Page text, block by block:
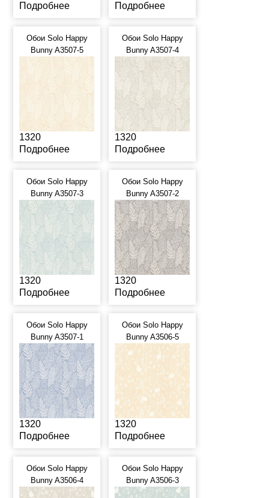
Подробнее
Подробнее
Обои Solo Happy
Bunny A3507-5
1320
Подробнее
Обои Solo Happy
Bunny A3507-4
1320
Подробнее
Обои Solo Happy
Bunny A3507-3
1320
Подробнее
Обои Solo Happy
Bunny A3507-2
1320
Подробнее
Обои Solo Happy
Bunny A3507-1
1320
Подробнее
Обои Solo Happy
Bunny A3506-5
1320
Подробнее
Обои Solo Happy
Bunny A3506-4
Обои Solo Happy
Bunny A3506-3